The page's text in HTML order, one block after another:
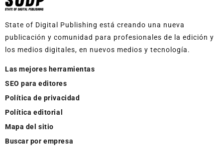
State of Digital Publishing está creando una nueva
publicación y comunidad para profesionales de la edición y
los medios digitales, en nuevos medios y tecnología.
Las mejores herramientas
SEO para editores
Política de privacidad
Política editorial
Mapa del sitio
Buscar por empresa